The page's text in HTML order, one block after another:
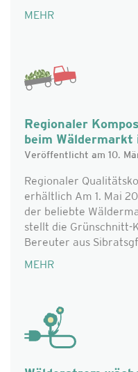
MEHR
Regionaler
beim
Veröffentlicht am 10.
Regionaler
erhältlich Am 1. Mai
der beliebte
stellt die Grünschnitt-
Bereuter aus
MEHR